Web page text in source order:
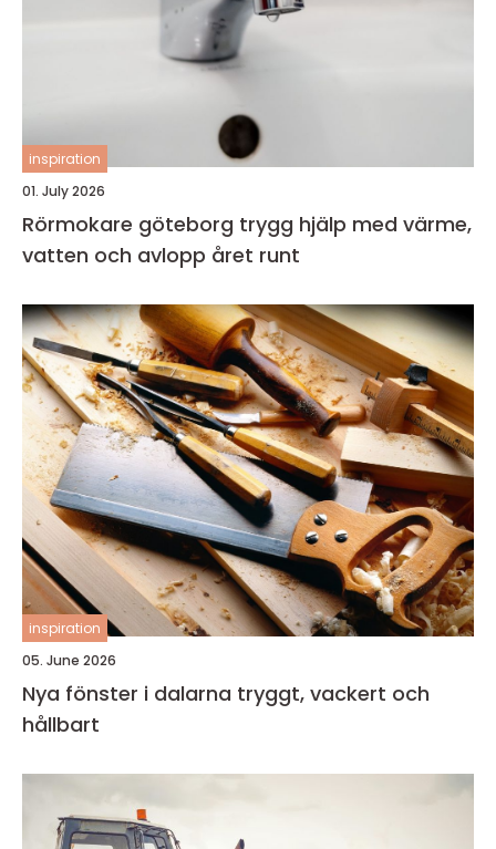
inspiration
01. July 2026
Rörmokare göteborg trygg hjälp med värme,
vatten och avlopp året runt
inspiration
05. June 2026
Nya fönster i dalarna tryggt, vackert och
hållbart